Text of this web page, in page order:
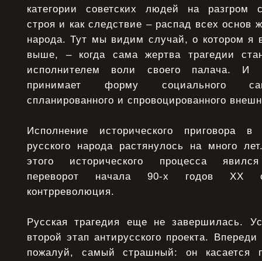
категории советских людей на разгром
строя и как следствие – распад всех основ
народа. Тут мы видим случай, о котором я
выше, – когда сама жертва трагедии
исполнителем воли своего палача. И
принимает форму социального
спланированного и спровоцированного
Исполнение исторического приговора
русского народа растянулось на много
этого исторического процесса
переворот начала 90-х годов XX
контрреволюция.
Русская трагедия еще не завершилась.
второй этап антирусского проекта.
пожалуй, самый страшный: он касается